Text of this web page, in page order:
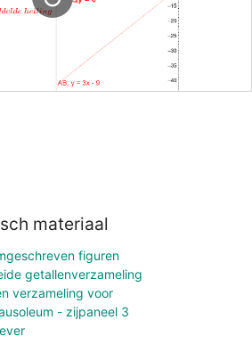
materiaal
figuren
getallenverzameling
verzameling voor
- zijpaneel 3